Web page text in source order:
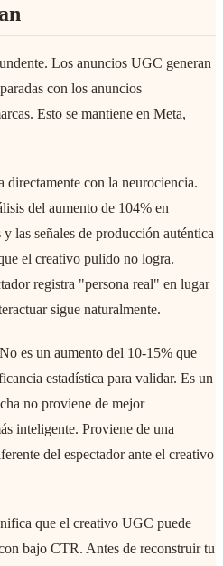
Los anuncios UGC generan
con los anuncios
Esto se mantiene en Meta,
directamente con la neurociencia.
del aumento de 104% en
las señales de producción auténtica
el creativo pulido no logra.
registra "persona real" en lugar
sigue naturalmente.
es un aumento del 10-15% que
estadística para validar. Es un
no proviene de mejor
inteligente. Proviene de una
del espectador ante el creativo
que el creativo UGC puede
bajo CTR. Antes de reconstruir tu